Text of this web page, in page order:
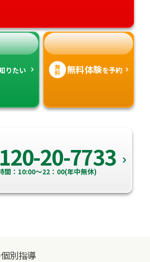
りたい 無
料 無料体験を予約
20-7733
間：10:00～22：00(年中無休)
別指導